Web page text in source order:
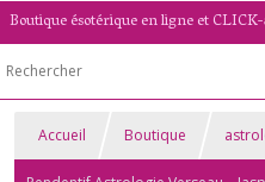
Accueil Boutique